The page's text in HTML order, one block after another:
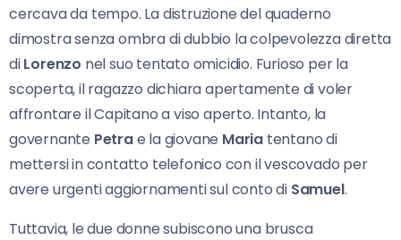
cercava da tempo. La distruzione del quaderno
dimostra senza ombra di dubbio la colpevolezza diretta
diLorenzo nel suo tentato omicidio. Furioso per la
scoperta, il ragazzo dichiara apertamente di voler
affrontare il Capitano a viso aperto. Intanto, la
governante Petrae la giovane Maria tentano di
mettersi in contatto telefonico con il vescovado per
avere urgenti aggiornamenti sul conto di Samuel.
Tuttavia, le due donne subiscono una brusca